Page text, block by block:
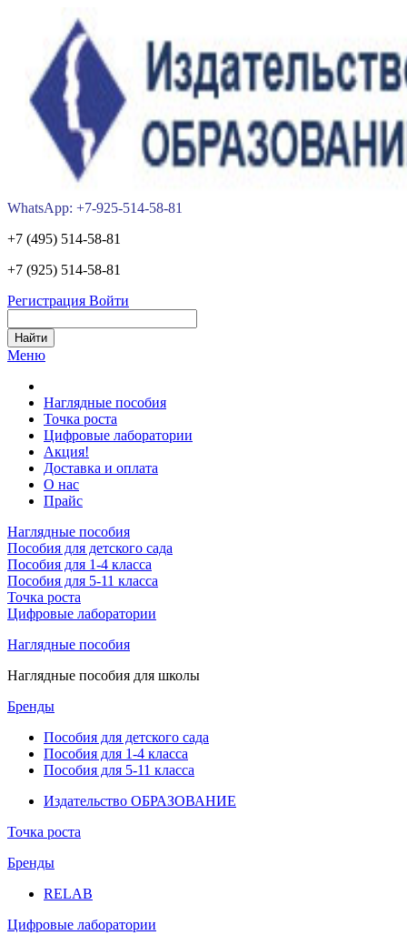
WhatsApp: +7-925-514-58-81
+7 (495) 514-58-81
+7 (925) 514-58-81
Регистрация Войти
Меню
Наглядные пособия
Точка роста
Цифровые лаборатории
Акция!
Доставка и оплата
О нас
Прайс
Наглядные пособия
Пособия для детского сада
Пособия для 1-4 класса
Пособия для 5-11 класса
Точка роста
Цифровые лаборатории
Наглядные пособия
Наглядные пособия для школы
Бренды
Пособия для детского сада
Пособия для 1-4 класса
Пособия для 5-11 класса
Издательство ОБРАЗОВАНИЕ
Точка роста
Бренды
RELAB
Цифровые лаборатории